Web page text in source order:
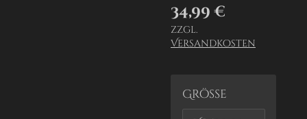
34,99 €
zzgl.
Versandkosten
Größe